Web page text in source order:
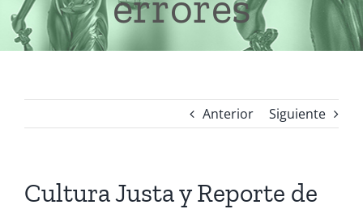
Anterior Siguiente
Cultura Justa y Reporte de